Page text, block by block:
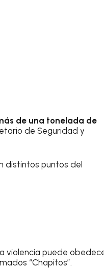
de una tonelada de
de Seguridad y
distintos puntos del
violencia puede
“Chapitos”.